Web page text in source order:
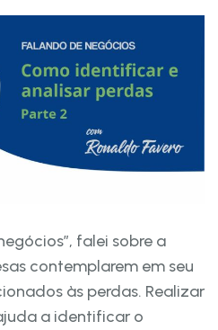
falei sobre a
contemplarem em seu
às perdas. Realizar
a identificar o